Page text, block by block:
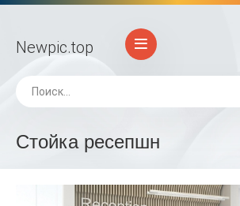
Newpic.top
Стойка ресепшн